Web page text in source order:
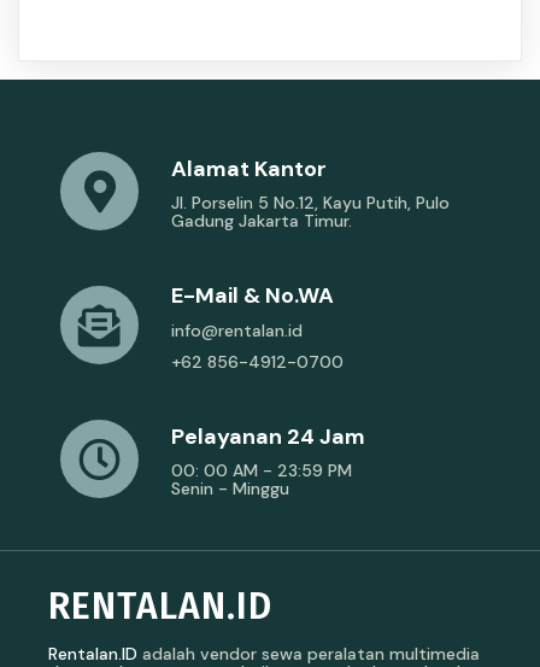
Alamat Kantor
Jl. Porselin 5 No.12, Kayu Putih, Pulo
Gadung Jakarta Timur.
E-Mail & No.WA
info@rentalan.id
+62 856-4912-0700
Pelayanan 24 Jam
00: 00 AM - 23:59 PM
Senin - Minggu
RENTALAN.ID
Rentalan.ID adalah vendor sewa peralatan multimedia